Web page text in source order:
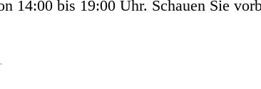
14:00 bis 19:00 Uhr. Schauen Sie